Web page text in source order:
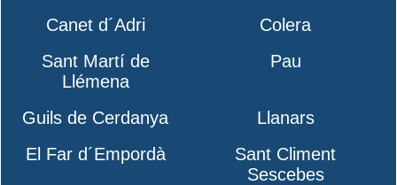
Canet d´Adri
Colera
Sant Martí de
Llémena
Pau
Guils de Cerdanya
Llanars
El Far d´Empordà
Sant Climent
Sescebes